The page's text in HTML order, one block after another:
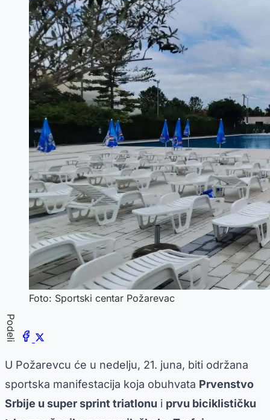
Foto: Sportski centar Požarevac
Podeli
U Požarevcu će u nedelju, 21. juna, biti održana
sportska manifestacija koja obuhvata Prvenstvo
Srbije u super sprint triatlonu i prvu biciklističku